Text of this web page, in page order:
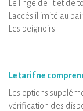
Le linge de lit et de
L'accès illimité au
Les peignoirs
Le tarif ne
Les options
vérification des